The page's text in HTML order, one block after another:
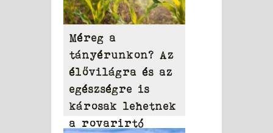
Méreg a
tányérunkon? Az
élővilágra és az
egészségre is
károsak lehetnek
a rovarirtó